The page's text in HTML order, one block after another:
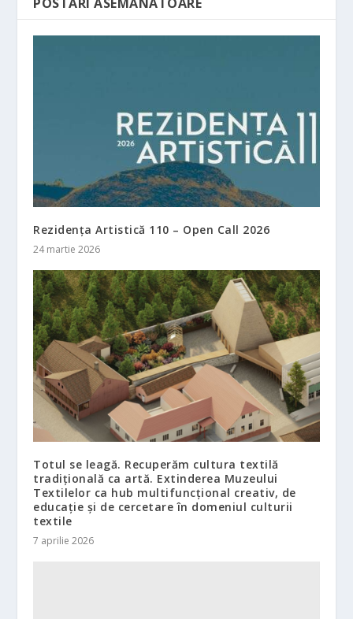
Rezidența Artistică 110 – Open Call 2026
24 martie 2026
Totul se leagă. Recuperăm cultura textilă
tradițională ca artă. Extinderea Muzeului
Textilelor ca hub multifuncțional creativ, de
educație și de cercetare în domeniul culturii
textile
7 aprilie 2026